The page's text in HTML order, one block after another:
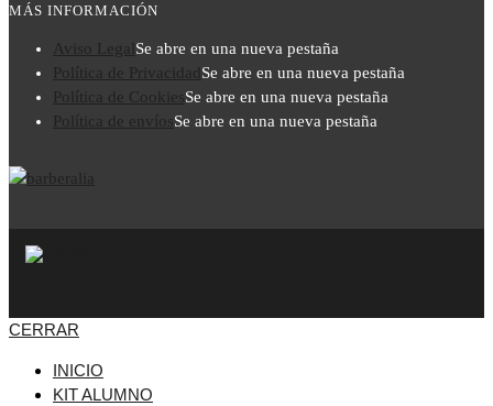
MÁS INFORMACIÓN
Aviso Legal Se abre en una nueva pestaña
Política de Privacidad Se abre en una nueva pestaña
Política de CookiesSe abre en una nueva pestaña
Política de envíosSe abre en una nueva pestaña
CERRAR
INICIO
KIT ALUMNO